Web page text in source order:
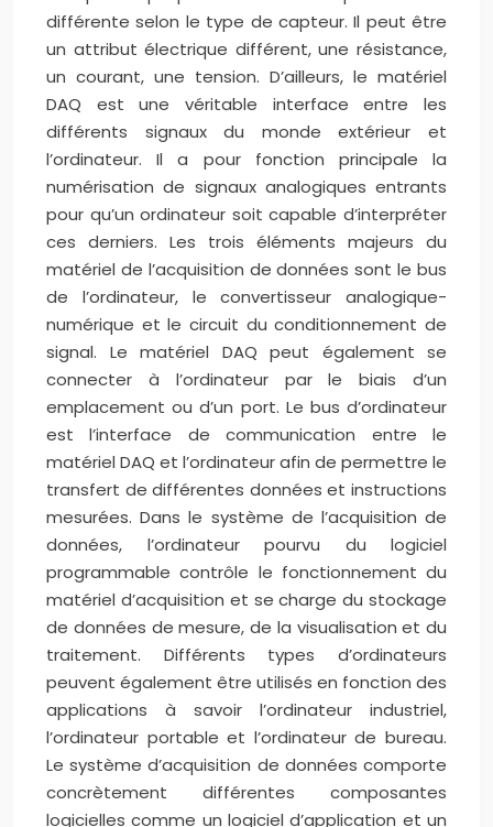
différente selon le type de capteur. Il peut être
un attribut électrique différent, une résistance,
un courant, une tension. D’ailleurs, le matériel
DAQ est une véritable interface entre les
différents signaux du monde extérieur et
l’ordinateur. Il a pour fonction principale la
numérisation de signaux analogiques entrants
pour qu’un ordinateur soit capable d’interpréter
ces derniers. Les trois éléments majeurs du
matériel de l’acquisition de données sont le bus
de l’ordinateur, le convertisseur analogique-
numérique et le circuit du conditionnement de
signal. Le matériel DAQ peut également se
connecter à l’ordinateur par le biais d’un
emplacement ou d’un port. Le bus d’ordinateur
est l’interface de communication entre le
matériel DAQ et l’ordinateur afin de permettre le
transfert de différentes données et instructions
mesurées. Dans le système de l’acquisition de
données, l’ordinateur pourvu du logiciel
programmable contrôle le fonctionnement du
matériel d’acquisition et se charge du stockage
de données de mesure, de la visualisation et du
traitement. Différents types d’ordinateurs
peuvent également être utilisés en fonction des
applications à savoir l’ordinateur industriel,
l’ordinateur portable et l’ordinateur de bureau.
Le système d’acquisition de données comporte
concrètement différentes composantes
logicielles comme un logiciel d’application et un